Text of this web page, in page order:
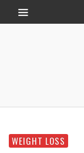
WEIGHT LOSS